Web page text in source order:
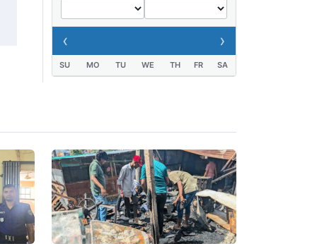
‹ ›
SU MO TU WE TH FR SA